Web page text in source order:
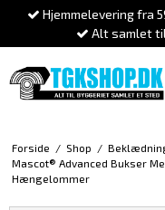
Hjemmelevering fra
Alt samlet
Forside / Shop /
Mascot® Advanced Bukser
Hængelommer